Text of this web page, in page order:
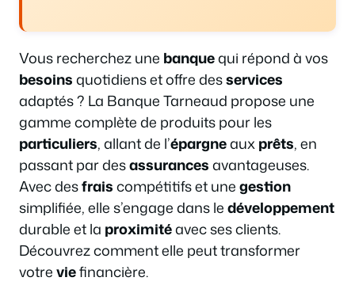
Vous recherchez une banquequi répond à vos
besoinsquotidiens et offre desservices
adaptés ? La Banque Tarneaud propose une
gamme complète de produits pour les
particuliers, allant de l’épargneauxprêts, en
passant par desassurancesavantageuses.
Avec desfraiscompétitifs et unegestion
simplifiée, elle s’engage dans ledéveloppement
durable et la proximitéavec ses clients.
Découvrez comment elle peut transformer
votreviefinancière.